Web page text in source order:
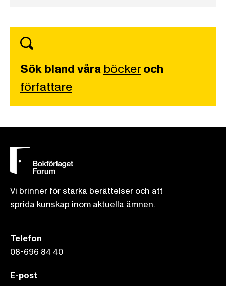
Sök bland våra böckeroch
författare
Vi brinner för starka berättelser och att
sprida kunskap inom aktuella ämnen.
Telefon
08-696 84 40
E-post